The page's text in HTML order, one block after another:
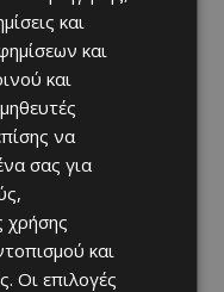
και
και
και
να
σας για
χρήσης
και
Οι επιλογές